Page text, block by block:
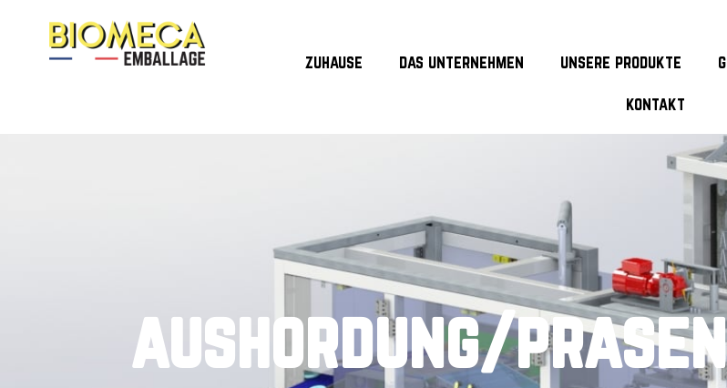
zuhause das unternehmen unsere produkte
kontakt
aushordung/